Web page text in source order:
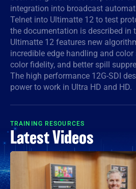
France
Germany
Hong Kong SAR, China
India
Italy
Japan
Korea
Mexico
integration into broadcast
Telnet into Ultimatte 12 to test
the documentation is described in
Ultimatte 12 features new
incredible edge handling and
color fidelity, and better spill
The high performance 12G-SDI
power to work in Ultra HD and HD.
TRAINING RESOURCES
Latest Videos